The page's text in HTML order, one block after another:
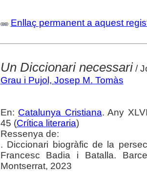
Enllaç permanent a aquest
Un Diccionari necessari/
Grau i Pujol, Josep M. Tomàs
En: Catalunya Cristiana. Any
45 (Crítica literaria)
Ressenya de:
. Diccionari biogràfic de la
Francesc Badia i Batalla.
Montserrat, 2023